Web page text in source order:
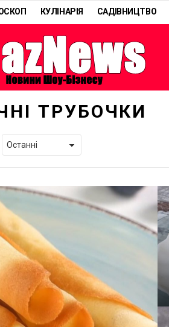
КУЛІНАРІЯ САДІВНИЦТВО
ТРУБОЧКИ